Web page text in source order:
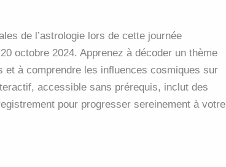
de l’astrologie lors de cette journée
octobre 2024. Apprenez à décoder un thème
et à comprendre les influences cosmiques sur
accessible sans prérequis, inclut des
pour progresser sereinement à votre